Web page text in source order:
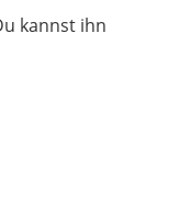
kannst ihn